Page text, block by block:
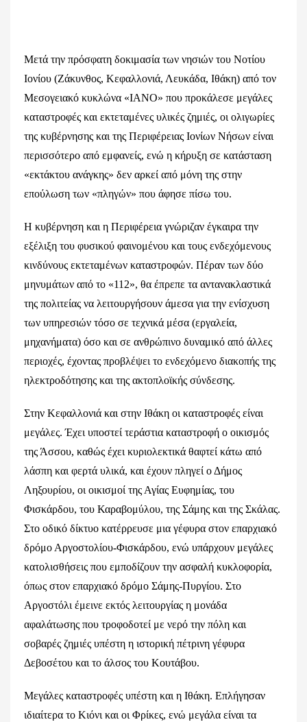
Μετά την πρόσφατη δοκιμασία των νησιών του Νοτίου
Ιονίου (Ζάκυνθος, Κεφαλλονιά, Λευκάδα, Ιθάκη) από τον
Μεσογειακό κυκλώνα «ΙΑΝΟ» που προκάλεσε μεγάλες
καταστροφές και εκτεταμένες υλικές ζημιές, οι ολιγωρίες
της κυβέρνησης και της Περιφέρειας Ιονίων Νήσων είναι
περισσότερο από εμφανείς, ενώ η κήρυξη σε κατάσταση
«εκτάκτου ανάγκης» δεν αρκεί από μόνη της στην
επούλωση των «πληγών» που άφησε πίσω του.
Η κυβέρνηση και η Περιφέρεια γνώριζαν έγκαιρα την
εξέλιξη του φυσικού φαινομένου και τους ενδεχόμενους
κινδύνους εκτεταμένων καταστροφών. Πέραν των δύο
μηνυμάτων από το «112», θα έπρεπε τα αντανακλαστικά
της πολιτείας να λειτουργήσουν άμεσα για την ενίσχυση
των υπηρεσιών τόσο σε τεχνικά μέσα (εργαλεία,
μηχανήματα) όσο και σε ανθρώπινο δυναμικό από άλλες
περιοχές, έχοντας προβλέψει το ενδεχόμενο διακοπής της
ηλεκτροδότησης και της ακτοπλοϊκής σύνδεσης.
Στην Κεφαλλονιά και στην Ιθάκη οι καταστροφές είναι
μεγάλες. Έχει υποστεί τεράστια καταστροφή ο οικισμός
της Άσσου, καθώς έχει κυριολεκτικά θαφτεί κάτω από
λάσπη και φερτά υλικά, και έχουν πληγεί ο Δήμος
Ληξουρίου, οι οικισμοί της Αγίας Ευφημίας, του
Φισκάρδου, του Καραβομύλου, της Σάμης και της Σκάλας.
Στο οδικό δίκτυο κατέρρευσε μια γέφυρα στον επαρχιακό
δρόμο Αργοστολίου-Φισκάρδου, ενώ υπάρχουν μεγάλες
κατολισθήσεις που εμποδίζουν την ασφαλή κυκλοφορία,
όπως στον επαρχιακό δρόμο Σάμης-Πυργίου. Στο
Αργοστόλι έμεινε εκτός λειτουργίας η μονάδα
αφαλάτωσης που τροφοδοτεί με νερό την πόλη και
σοβαρές ζημιές υπέστη η ιστορική πέτρινη γέφυρα
Δεβοσέτου και το άλσος του Κουτάβου.
Μεγάλες καταστροφές υπέστη και η Ιθάκη. Επλήγησαν
ιδιαίτερα το Κιόνι και οι Φρίκες, ενώ μεγάλα είναι τα